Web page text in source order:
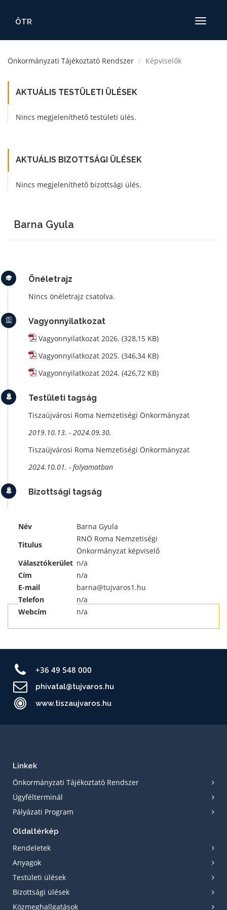
Toggle
ÖTR
Önkormányzati Tájékoztató Rendszer Képviselők
AKTUÁLIS TESTÜLETI ÜLÉSEK
Nincs megjeleníthető testületi ülés.
AKTUÁLIS BIZOTTSÁGI ÜLÉSEK
Nincs megjeleníthető bizottsági ülés.
Barna Gyula
Önéletrajz
Nincs önéletrajz csatolva.
Vagyonnyilatkozat
Vagyonnyilatkozat 2026. (328,15 KB)
Vagyonnyilatkozat 2025. (346,34 KB)
Vagyonnyilatkozat 2024. (426,72 KB)
Testületi tagság
Tiszaújvárosi Roma Nemzetiségi Önkormányzat
2019.10.13. - 2024.09.30.
Tiszaújvárosi Roma Nemzetiségi Önkormányzat
2024.10.01. - folyamatban
Bizottsági tagság
Név
Barna Gyula
Titulus
RNÖ Roma Nemzetiségi
Önkormányzat képviselő
Választókerület n/a
Cím
n/a
E-mail
barna@tujvaros1.hu
Telefon
n/a
Webcím
n/a
+36 49 548 000
phivatal@tujvaros.hu
www.tiszaujvaros.hu
Linkek
Önkormányzati Tájékoztató Rendszer
Ügyfélterminál
Pályázati Program
Oldaltérkép
Rendeletek
Anyagok
Testületi ülések
Bizottsági ülések
Közmeghallgatások